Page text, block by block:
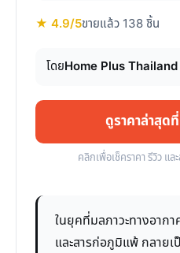
★ 4.9/5ขายแล้ว 138 ชิ้น
โดยHome Plus Thailand
ดูราคาล่าสุ
คลิกเพื่อเช็คราคา รีวิว แ
ในยุคที่มลภาวะทางอากา
และสารก่อภูมิแพ้ กลาย